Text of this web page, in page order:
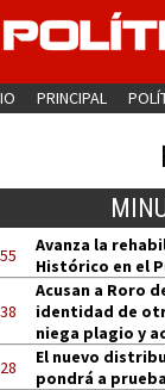
PRINCIPAL
Avanza la
Histórico en el
Acusan a Roro
identidad de
niega plagio y
El nuevo
pondrá a